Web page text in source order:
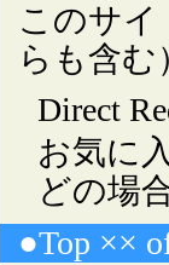
このサ
らも含
Direct
お気に
どの場
●Top ××